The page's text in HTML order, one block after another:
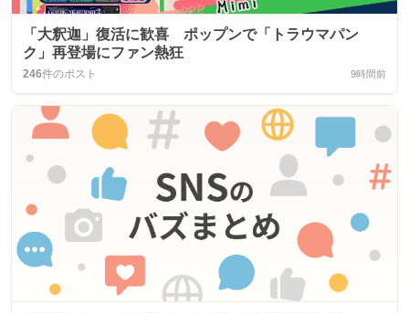
「大釈迦」復活に歓喜 ポップンで「トラウマパン
ク」再登場にファン熱狂
246件のポスト 9時間前